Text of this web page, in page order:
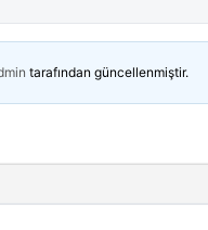
tarafından güncellenmiştir.